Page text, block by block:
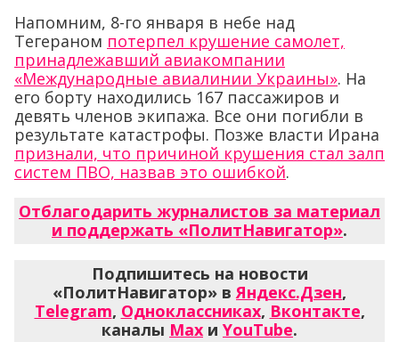
Напомним, 8-го января в небе над
Тегераном потерпел крушение самолет,
принадлежавший авиакомпании
«Международные авиалинии Украины». На
его борту находились 167 пассажиров и
девять членов экипажа. Все они погибли в
результате катастрофы. Позже власти Ирана
признали, что причиной крушения стал залп
систем ПВО, назвав это ошибкой.
Отблагодарить журналистов за материал
и поддержать «ПолитНавигатор».
Подпишитесь на новости
«ПолитНавигатор» вЯндекс.Дзен,
Telegram, Одноклассниках, Вконтакте,
каналы Max и YouTube.